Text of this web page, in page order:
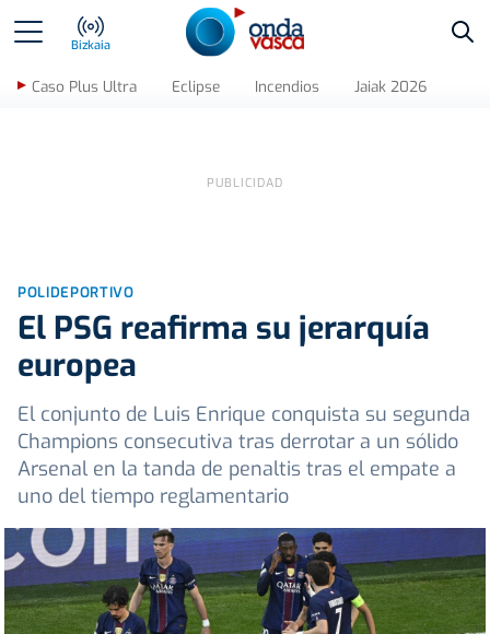
Bizkaia
Caso Plus Ultra Eclipse Incendios Jaiak 2026
POLIDEPORTIVO
El PSG reafirma su jerarquía
europea
El conjunto de Luis Enrique conquista su segunda
Champions consecutiva tras derrotar a un sólido
Arsenal en la tanda de penaltis tras el empate a
uno del tiempo reglamentario